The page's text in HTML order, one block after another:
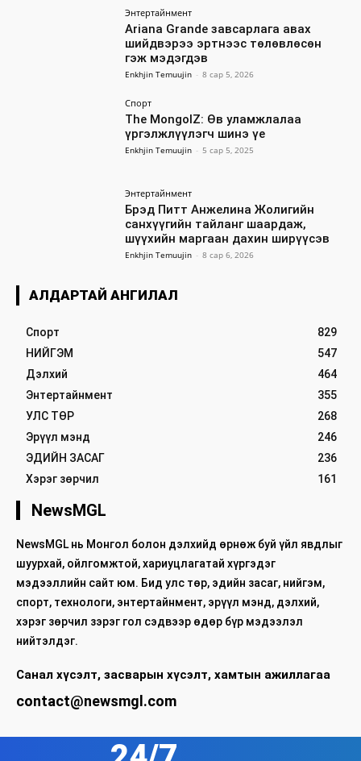
Энтертайнмент
Ariana Grande завсарлага авах
шийдвэрээ эртнээс төлөвлөсөн
гэж мэдэгдэв
Enkhjin Temuujin - 8 сар 5, 2026
Спорт
The MongolZ: Өв уламжлалаа
үргэлжлүүлэгч шинэ үе
Enkhjin Temuujin - 5 сар 5, 2025
Энтертайнмент
Брэд Питт Анжелина Жолигийн
санхүүгийн тайланг шаардаж,
шүүхийн маргаан дахин ширүүсэв
Enkhjin Temuujin - 8 сар 6, 2026
АЛДАРТАЙ АНГИЛАЛ
Спорт
829
НИЙГЭМ
547
Дэлхий
464
Энтертайнмент
355
УЛС ТӨР
268
Эрүүл мэнд
246
ЭДИЙН ЗАСАГ
236
Хэрэг зөрчил
161
NewsMGL
NewsMGL нь Монгол болон дэлхийд өрнөж буй үйл явдлыг
шуурхай, ойлгомжтой, хариуцлагатай хүргэдэг
мэдээллийн сайт юм. Бид улс төр, эдийн засаг, нийгэм,
спорт, технологи, энтертайнмент, эрүүл мэнд, дэлхий,
хэрэг зөрчил зэрэг гол сэдвээр өдөр бүр мэдээлэл
нийтэлдэг.
Санал хүсэлт, засварын хүсэлт, хамтын ажиллагаа
contact@newsmgl.com